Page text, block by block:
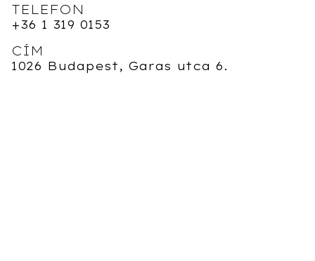
TELEFON
+36 1 319 0153
CÍM
1026 Budapest, Garas utca 6.